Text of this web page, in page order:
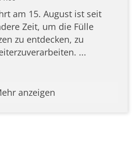
am 15. August ist seit
Zeit, um die Fülle
zu entdecken, zu
...
anzeigen